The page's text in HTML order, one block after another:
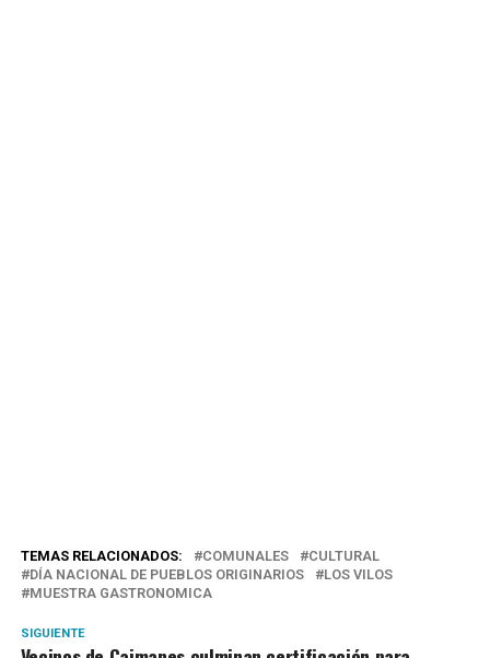
TEMAS RELACIONADOS: COMUNALES
CULTURAL
DÍA NACIONAL DE PUEBLOS ORIGINARIOS
LOS VILOS
MUESTRA GASTRONOMICA
SIGUIENTE